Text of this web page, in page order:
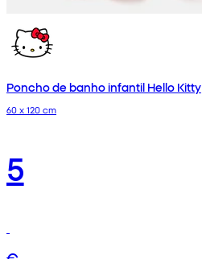
Poncho de banho infantil Hello Kitty
60 x 120 cm
5